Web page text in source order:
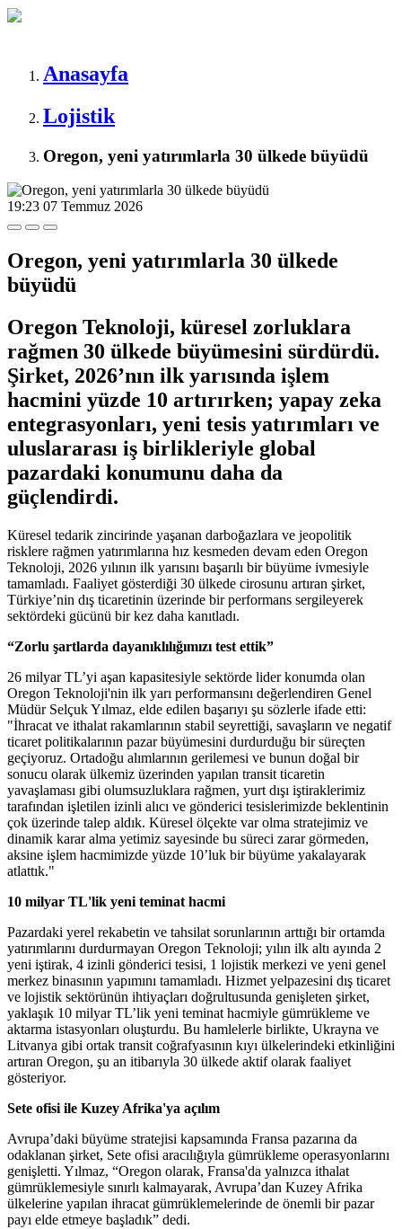
Anasayfa
Lojistik
Oregon, yeni yatırımlarla 30 ülkede büyüdü
19:23 07 Temmuz 2026
Oregon, yeni yatırımlarla 30 ülkede
büyüdü
Oregon Teknoloji, küresel zorluklara
rağmen 30 ülkede büyümesini sürdürdü.
Şirket, 2026’nın ilk yarısında işlem
hacmini yüzde 10 artırırken; yapay zeka
entegrasyonları, yeni tesis yatırımları ve
uluslararası iş birlikleriyle global
pazardaki konumunu daha da
güçlendirdi.
Küresel tedarik zincirinde yaşanan darboğazlara ve jeopolitik
risklere rağmen yatırımlarına hız kesmeden devam eden Oregon
Teknoloji, 2026 yılının ilk yarısını başarılı bir büyüme ivmesiyle
tamamladı. Faaliyet gösterdiği 30 ülkede cirosunu artıran şirket,
Türkiye’nin dış ticaretinin üzerinde bir performans sergileyerek
sektördeki gücünü bir kez daha kanıtladı.
“Zorlu şartlarda dayanıklılığımızı test ettik”
26 milyar TL’yi aşan kapasitesiyle sektörde lider konumda olan
Oregon Teknoloji'nin ilk yarı performansını değerlendiren Genel
Müdür Selçuk Yılmaz, elde edilen başarıyı şu sözlerle ifade etti:
"İhracat ve ithalat rakamlarının stabil seyrettiği, savaşların ve negatif
ticaret politikalarının pazar büyümesini durdurduğu bir süreçten
geçiyoruz. Ortadoğu alımlarının gerilemesi ve bunun doğal bir
sonucu olarak ülkemiz üzerinden yapılan transit ticaretin
yavaşlaması gibi olumsuzluklara rağmen, yurt dışı iştiraklerimiz
tarafından işletilen izinli alıcı ve gönderici tesislerimizde beklentinin
çok üzerinde talep aldık. Küresel ölçekte var olma stratejimiz ve
dinamik karar alma yetimiz sayesinde bu süreci zarar görmeden,
aksine işlem hacmimizde yüzde 10’luk bir büyüme yakalayarak
atlattık."
10 milyar TL'lik yeni teminat hacmi
Pazardaki yerel rekabetin ve tahsilat sorunlarının arttığı bir ortamda
yatırımlarını durdurmayan Oregon Teknoloji; yılın ilk altı ayında 2
yeni iştirak, 4 izinli gönderici tesisi, 1 lojistik merkezi ve yeni genel
merkez binasının yapımını tamamladı. Hizmet yelpazesini dış ticaret
ve lojistik sektörünün ihtiyaçları doğrultusunda genişleten şirket,
yaklaşık 10 milyar TL’lik yeni teminat hacmiyle gümrükleme ve
aktarma istasyonları oluşturdu. Bu hamlelerle birlikte, Ukrayna ve
Litvanya gibi ortak transit coğrafyasının kıyı ülkelerindeki etkinliğini
artıran Oregon, şu an itibarıyla 30 ülkede aktif olarak faaliyet
gösteriyor.
Sete ofisi ile Kuzey Afrika'ya açılım
Avrupa’daki büyüme stratejisi kapsamında Fransa pazarına da
odaklanan şirket, Sete ofisi aracılığıyla gümrükleme operasyonlarını
genişletti. Yılmaz, “Oregon olarak, Fransa'da yalnızca ithalat
gümrüklemesiyle sınırlı kalmayarak, Avrupa’dan Kuzey Afrika
ülkelerine yapılan ihracat gümrüklemelerinde de önemli bir pazar
payı elde etmeye başladık” dedi.